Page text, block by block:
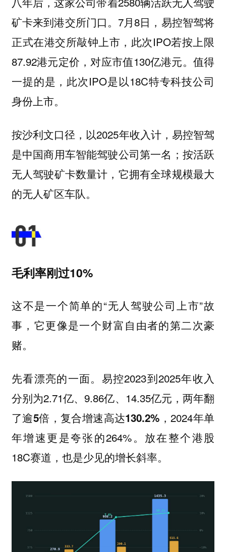
矿卡来到港交所门口。7月8日，易控智驾将
正式在港交所敲钟上市，此次IPO若按上限
87.92港元定价，对应市值130亿港元。值得
一提的是，此次IPO是以18C特专科技公司
身份上市。
按沙利文口径，以2025年收入计，易控智驾
是中国商用车智能驾驶公司第一名；按活跃
无人驾驶矿卡数量计，它拥有全球规模最大
的无人矿区车队。
毛利率刚过10%
这不是一个简单的“无人驾驶公司上市”故
事，它更像是一个财富自由者的第二次豪
赌。
先看漂亮的一面。易控2023到2025年收入
分别为2.71亿、9.86亿、14.35亿元， 两年翻
了逾5倍，复合增速高达130.2% ，2024年单
年增速更是夸张的264%。放在整个港股
18C赛道，也是少见的增长斜率。